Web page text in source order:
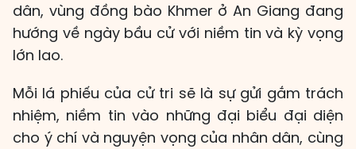
dân, vùng đồng bào Khmer ở An Giang đang
hướng về ngày bầu cử với niềm tin và kỳ vọng
lớn lao.
Mỗi lá phiếu của cử tri sẽ là sự gửi gắm trách
nhiệm, niềm tin vào những đại biểu đại diện
cho ý chí và nguyện vọng của nhân dân, cùng